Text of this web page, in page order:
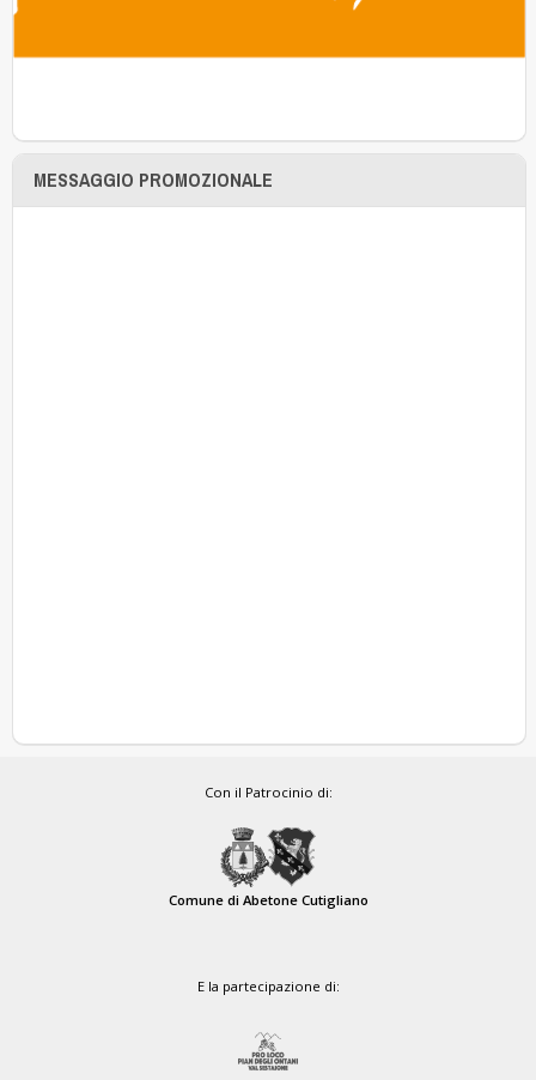
MESSAGGIO PROMOZIONALE
Con il Patrocinio di:
Comune di Abetone Cutigliano
E la partecipazione di: